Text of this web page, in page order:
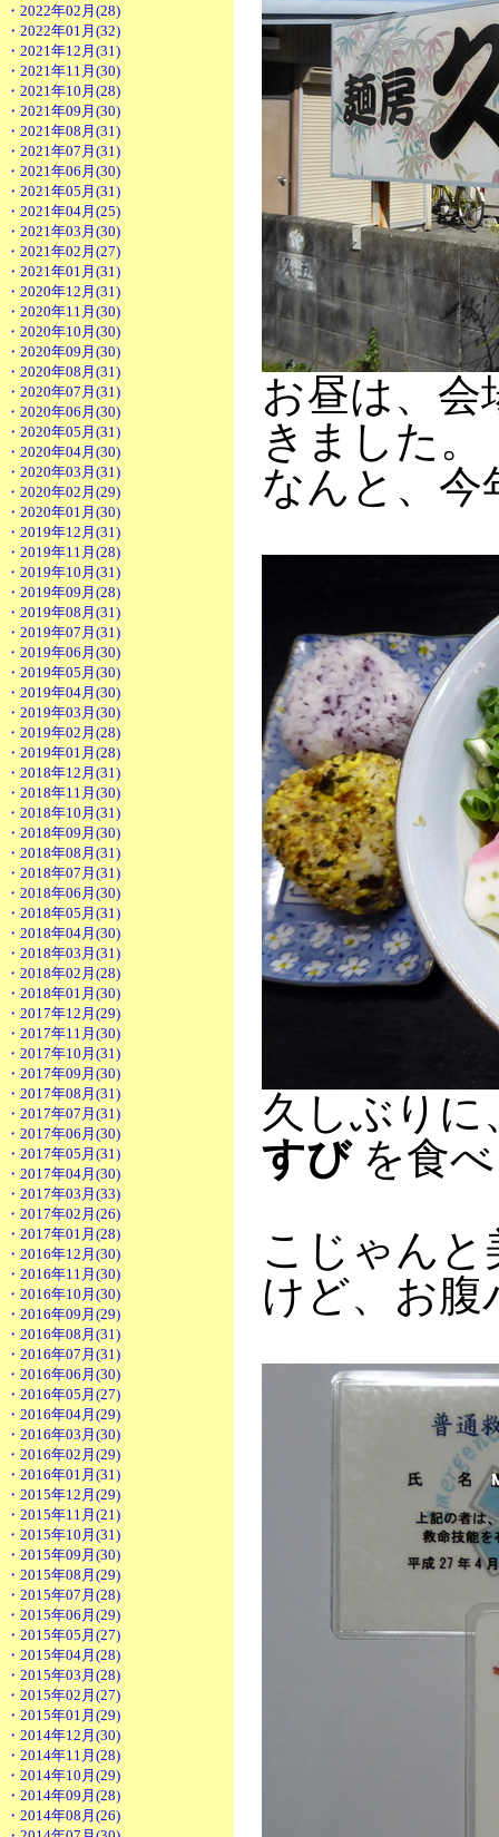
・2022年02月(28)
・2022年01月(32)
・2021年12月(31)
・2021年11月(30)
・2021年10月(28)
・2021年09月(30)
・2021年08月(31)
・2021年07月(31)
・2021年06月(30)
・2021年05月(31)
・2021年04月(25)
・2021年03月(30)
・2021年02月(27)
・2021年01月(31)
・2020年12月(31)
・2020年11月(30)
・2020年10月(30)
・2020年09月(30)
・2020年08月(31)
・2020年07月(31)
・2020年06月(30)
・2020年05月(31)
・2020年04月(30)
・2020年03月(31)
・2020年02月(29)
・2020年01月(30)
・2019年12月(31)
・2019年11月(28)
・2019年10月(31)
・2019年09月(28)
・2019年08月(31)
・2019年07月(31)
・2019年06月(30)
・2019年05月(30)
・2019年04月(30)
・2019年03月(30)
・2019年02月(28)
・2019年01月(28)
・2018年12月(31)
・2018年11月(30)
・2018年10月(31)
・2018年09月(30)
・2018年08月(31)
・2018年07月(31)
・2018年06月(30)
・2018年05月(31)
・2018年04月(30)
・2018年03月(31)
・2018年02月(28)
・2018年01月(30)
・2017年12月(29)
・2017年11月(30)
・2017年10月(31)
・2017年09月(30)
・2017年08月(31)
・2017年07月(31)
・2017年06月(30)
・2017年05月(31)
・2017年04月(30)
・2017年03月(33)
・2017年02月(26)
・2017年01月(28)
・2016年12月(30)
・2016年11月(30)
・2016年10月(30)
・2016年09月(29)
・2016年08月(31)
・2016年07月(31)
・2016年06月(30)
・2016年05月(27)
・2016年04月(29)
・2016年03月(30)
・2016年02月(29)
・2016年01月(31)
・2015年12月(29)
・2015年11月(21)
・2015年10月(31)
・2015年09月(30)
・2015年08月(29)
・2015年07月(28)
・2015年06月(29)
・2015年05月(27)
・2015年04月(28)
・2015年03月(28)
・2015年02月(27)
・2015年01月(29)
・2014年12月(30)
・2014年11月(28)
・2014年10月(29)
・2014年09月(28)
・2014年08月(26)
お昼は、
きました。
なんと、
久しぶりに
すびを食
こじゃん
けど、お腹